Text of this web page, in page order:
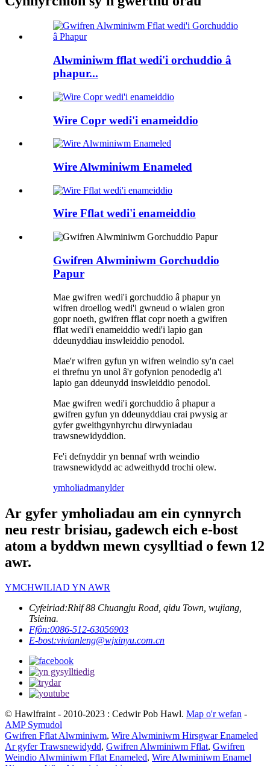
Alwminiwm fflat wedi'i orchuddio â
phapur...
Wire Copr wedi'i enameiddio
Wire Alwminiwm Enameled
Wire Fflat wedi'i enameiddio
Gwifren Alwminiwm Gorchuddio
Papur
Mae gwifren wedi'i gorchuddio â phapur yn
wifren droellog wedi'i gwneud o wialen gron
gopr noeth, gwifren fflat copr noeth a gwifren
fflat wedi'i enameiddio wedi'i lapio gan
ddeunyddiau inswleiddio penodol.
Mae'r wifren gyfun yn wifren weindio sy'n cael
ei threfnu yn unol â'r gofynion penodedig a'i
lapio gan ddeunydd inswleiddio penodol.
Mae gwifren wedi'i gorchuddio â phapur a
gwifren gyfun yn ddeunyddiau crai pwysig ar
gyfer gweithgynhyrchu dirwyniadau
trawsnewidyddion.
Fe'i defnyddir yn bennaf wrth weindio
trawsnewidydd ac adweithydd trochi olew.
ymholiadmanylder
Ar gyfer ymholiadau am ein cynnyrch
neu restr brisiau, gadewch eich e-bost
atom a byddwn mewn cysylltiad o fewn 12
awr.
YMCHWILIAD YN AWR
Cyfeiriad:Rhif 88 Chuangju Road, qidu Town, wujiang,
Tsieina.
Ffôn:0086-512-63056903
E-bost:vivianleng@wjxinyu.com.cn
© Hawlfraint - 2010-2023 : Cedwir Pob Hawl. Map o'r wefan -
AMP Symudol
Gwifren Fflat Alwminiwm, Wire Alwminiwm Hirsgwar Enameled
Ar gyfer Trawsnewidydd, Gwifren Alwminiwm Fflat, Gwifren
Weindio Alwminiwm Fflat Enameled, Wire Alwminiwm Enamel